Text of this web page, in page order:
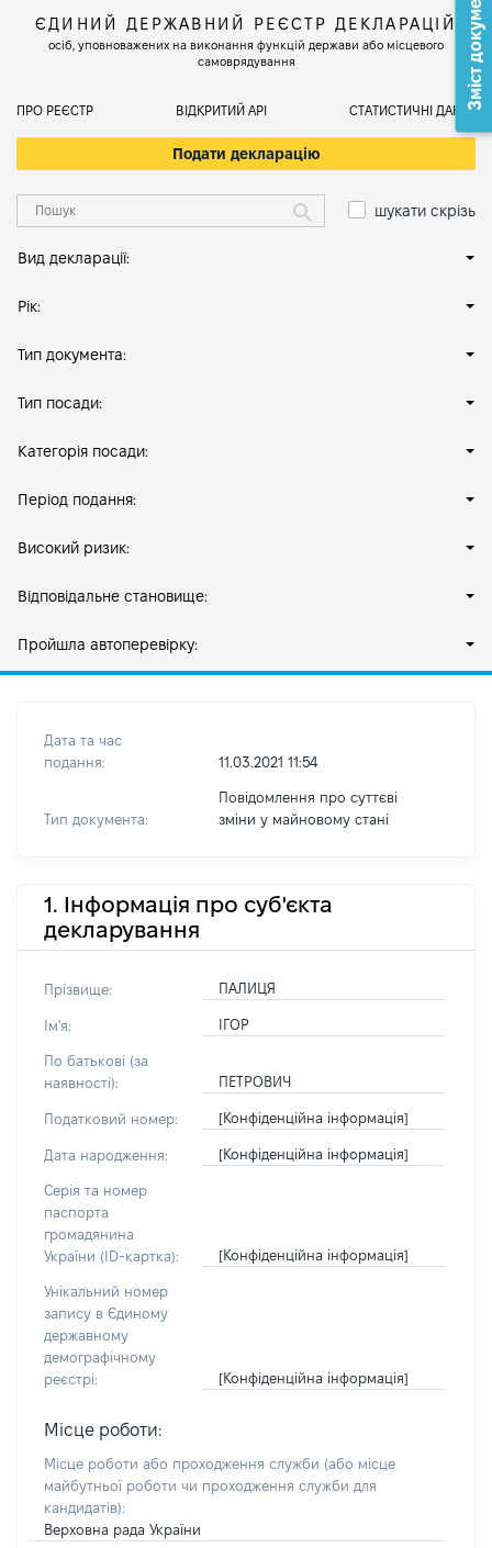
ЄДИНИЙ ДЕРЖАВНИЙ РЕЄСТР ДЕКЛАРАЦІЙ
осіб, уповноважених на виконання функцій держави або місцевого
самоврядування
ПРО РЕЄСТР ВІДКРИТИЙ АРІ СТАТИСТИЧНІ ДАНІ
Подати декларацію
шукати скрізь
Вид декларації:
Рік:
Тип документа:
Тип посади:
Категорія посади:
Період подання:
Високий ризик:
Відповідальне становище:
Пройшла автоперевірку:
Дата та час
подання:
11.03.2021 11:54
Тип документа:
Повідомлення про суттєві
зміни y майновому стані
1. Інформація про суб'єкта
декларування
Прізвище: ПАЛИЦЯ
Ім'я: ІГОР
По батькові (за
наявності):
ПЕТРОВИЧ
Податковий номер: [Конфіденційна інформація]
Дата народження: [Конфіденційна інформація]
Серія та номер
паспорта
громадянина
України (ID-картка):
[Конфіденційна інформація]
Унікальний номер
запису в Єдиному
державному
демографічному
реєстрі:
[Конфіденційна інформація]
Місце роботи:
Місце роботи або проходження служби (або місце
майбутньої роботи чи проходження служби для
кандидатів):
Верховна рада України
Зміст документа